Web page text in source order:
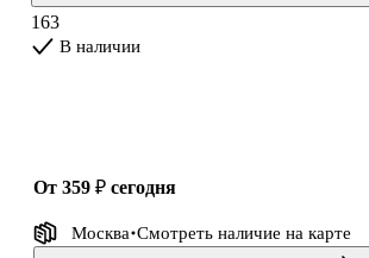
к предкам и почтение к памяти погибших
проходят сквозь весь сборник. Многие их
163
В наличии
от 359 ₽ сегодня
Москва Смотреть наличие на карте